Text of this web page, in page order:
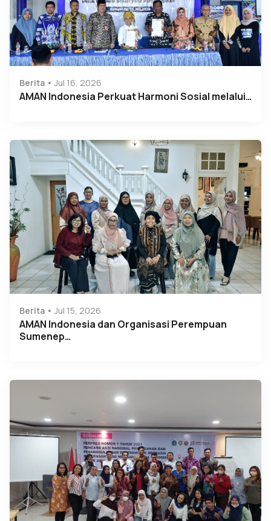
Berita Jul 16, 2026
AMAN Indonesia Perkuat Harmoni Sosial melalui…
Berita Jul 15, 2026
AMAN Indonesia dan Organisasi Perempuan
Sumenep…